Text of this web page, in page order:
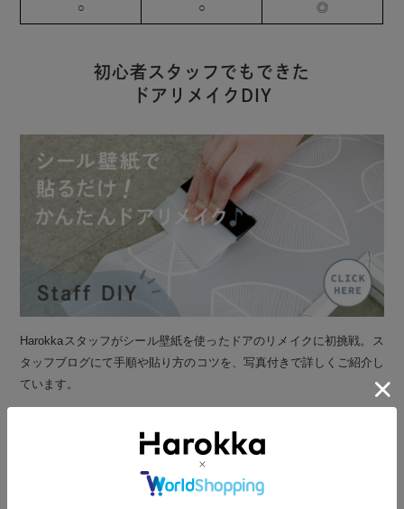
○ ○ ◎
初心者スタッフでもできた
ドアリメイクDIY
Harokkaスタッフがシール壁紙を使ったドアのリメイクに初挑戦。ス
タッフブログにて手順や貼り方のコツを、写真付きで詳しくご紹介し
ています。
ひとつは持っておきたい便利な道具
壁紙を貼る時に大活躍するフェルト付